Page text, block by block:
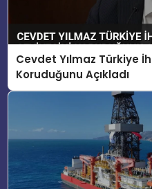
Cevdet Yılmaz Türkiye
Koruduğunu Açıkladı